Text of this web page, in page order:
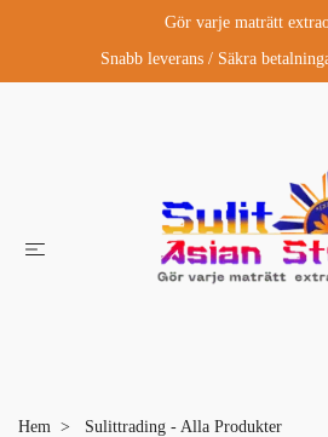
Gör varje maträtt
Snabb leverans / Säkra
Hem
Sulittrading - Alla Produkter